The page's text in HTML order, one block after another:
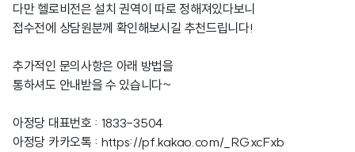
다만 헬로비전은 설치 권역이 따로 정해져있다보니
접수전에 상담원분께 확인해보시길 추천드립니다!
추가적인 문의사항은 아래 방법을
통하셔도 안내받을 수 있습니다~
아정당 대표번호 : 1833-3504
아정당 카카오톡 : https://pf.kakao.com/_RGxcFxb